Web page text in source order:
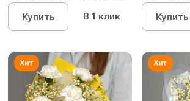
Купить В 1 клик Купить